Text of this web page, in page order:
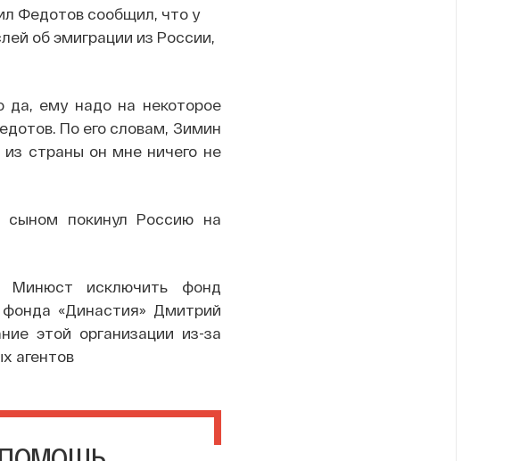
Федотов сообщил, что у
об эмиграции из России,
да, ему надо на некоторое
По его словам, Зимин
страны он мне ничего не
покинул Россию на
Минюст исключить фонд
фонда «Династия» Дмитрий
этой организации из-за
агентов